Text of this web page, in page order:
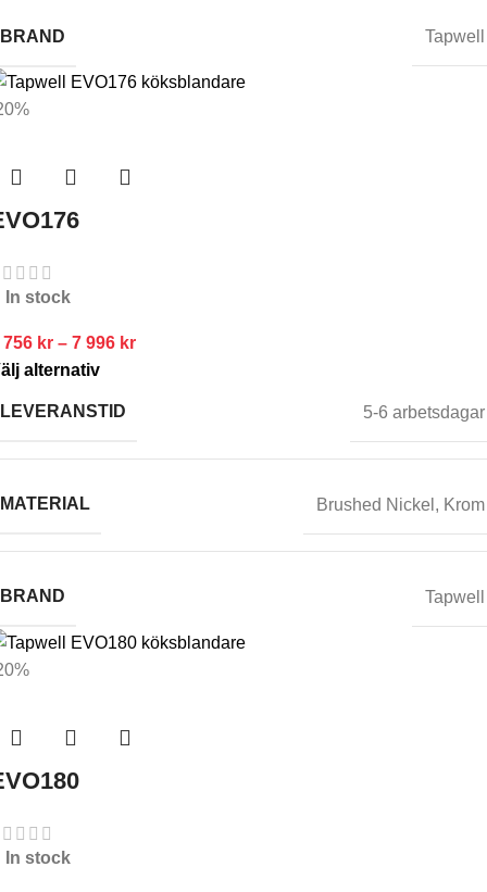
BRAND Tapwell
In stock
756 kr – 7 996 kr
alternativ
LEVERANSTID 5-6 arbetsdagar
MATERIAL Brushed Nickel , Krom
BRAND Tapwell
In stock